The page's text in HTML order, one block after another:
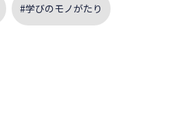
#学びのモノがたり